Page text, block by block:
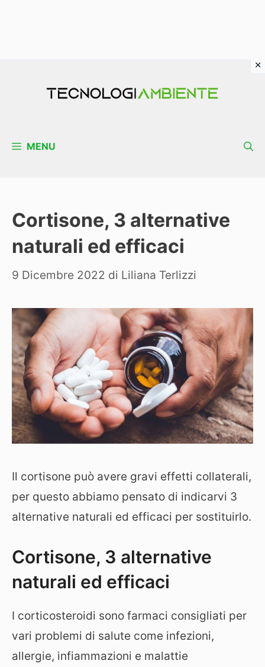
MENU
Cortisone, 3 alternative
naturali ed efficaci
9 Dicembre 2022 di Liliana Terlizzi
Il cortisone può avere gravi effetti collaterali,
per questo abbiamo pensato di indicarvi 3
alternative naturali ed efficaci per sostituirlo.
Cortisone, 3 alternative
naturali ed efficaci
I corticosteroidi sono farmaci consigliati per
vari problemi di salute come infezioni,
allergie, infiammazioni e malattie